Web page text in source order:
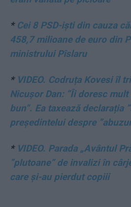
* Cei 8 PSD-iști din cauza
458,7 milioane de euro din
ministrului Pîslaru
* VIDEO. Codruța Kovesi îl
Nicușor Dan: ”Îi doresc
bun”. Ea taxează declarația
președintelui despre
* VIDEO. Parada „Avântul
”plutoane” de invalizi în
care și-au pierdut copiii